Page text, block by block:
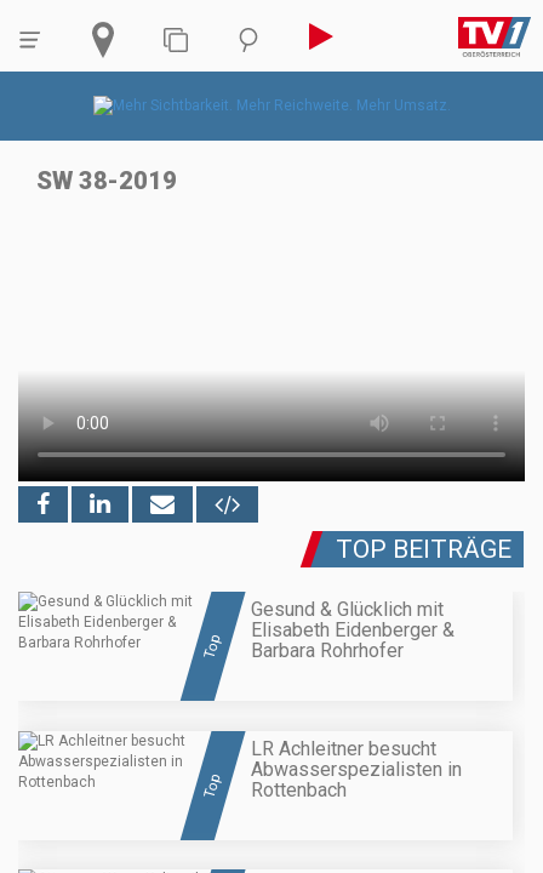
SW 38-2019
TOP BEITRÄGE
Top
Gesund & Glücklich mit
Elisabeth Eidenberger &
Barbara Rohrhofer
Top
LR Achleitner besucht
Abwasserspezialisten in
Rottenbach